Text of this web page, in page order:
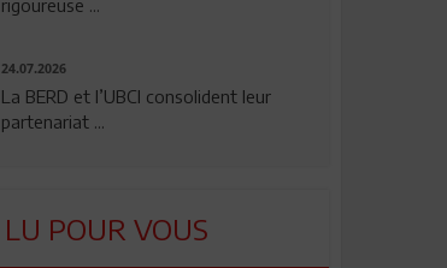
rigoureuse ...
24.07.2026
La BERD et l’UBCI consolident leur
partenariat ...
LU POUR VOUS